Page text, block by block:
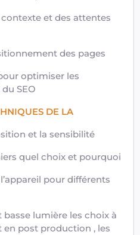
et des attentes
des pages
optimiser les
SEO
DE LA
et la sensibilité
quel choix et pourquoi
pour différents
lumière les choix à
en post production , les